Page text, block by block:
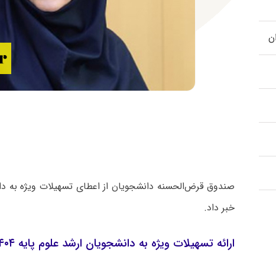
خبر داد.
ارائه تسهیلات ویژه به دانشجویان ارشد علوم پایه ۱۴۰۴